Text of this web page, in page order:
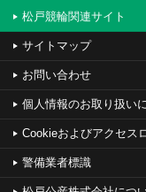
松戸競輪関連サイト
サイトマップ
お問い合わせ
個人情報のお取り扱い
Cookieおよびアクセス
警備業者標識